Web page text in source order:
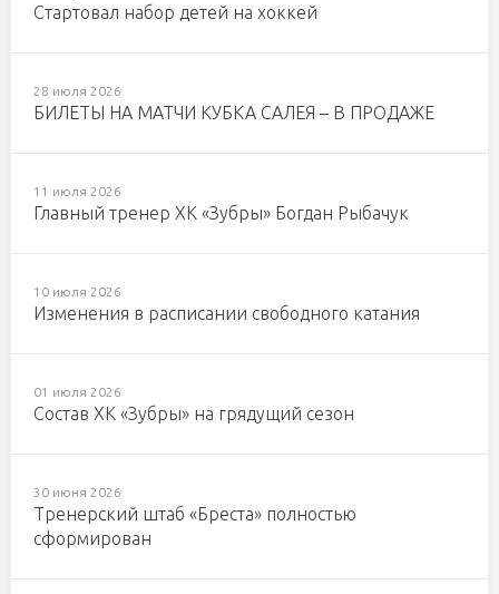
Стартовал набор детей на хоккей
28 июля 2026
БИЛЕТЫ НА МАТЧИ КУБКА САЛЕЯ – В ПРОДАЖЕ
11 июля 2026
Главный тренер ХК «Зубры» Богдан Рыбачук
10 июля 2026
Изменения в расписании свободного катания
01 июля 2026
Состав ХК «Зубры» на грядущий сезон
30 июня 2026
Тренерский штаб «Бреста» полностью
сформирован